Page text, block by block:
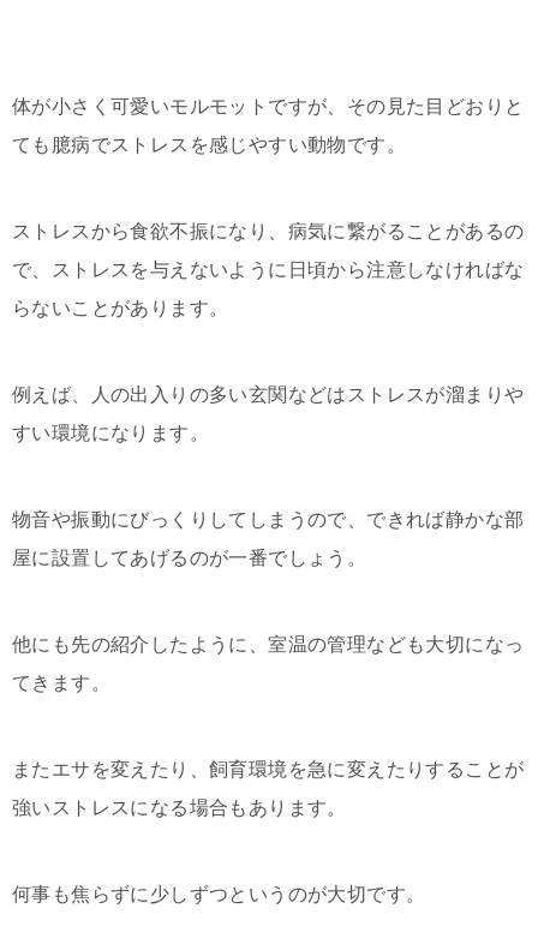
体が小さく可愛いモルモットですが、その見た目どおりと
ても臆病でストレスを感じやすい動物です。
ストレスから食欲不振になり、病気に繋がることがあるの
で、ストレスを与えないように日頃から注意しなければな
らないことがあります。
例えば、人の出入りの多い玄関などはストレスが溜まりや
すい環境になります。
物音や振動にびっくりしてしまうので、できれば静かな部
屋に設置してあげるのが一番でしょう。
他にも先の紹介したように、室温の管理なども大切になっ
てきます。
またエサを変えたり、飼育環境を急に変えたりすることが
強いストレスになる場合もあります。
何事も焦らずに少しずつというのが大切です。